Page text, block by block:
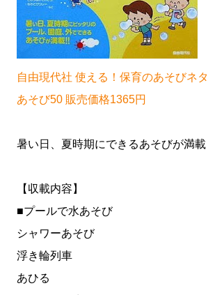
自由現代社 使える！保育のあそびネ
あそび50 販売価格1365円
暑い日、夏時期にできるあそびが満載
【収載内容】
■プールで水あそび
シャワーあそび
浮き輪列車
あひる